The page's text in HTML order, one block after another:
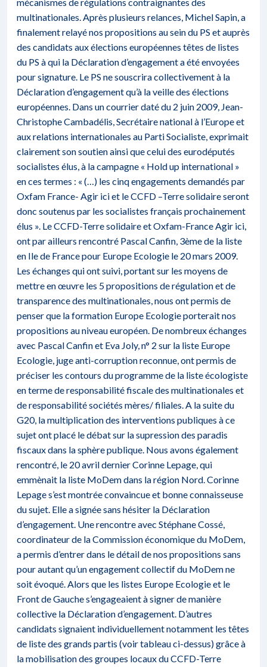
multinationales. Après plusieurs relances, Michel Sapin, a
finalement relayé nos propositions au sein du PS et auprès
des candidats aux élections européennes têtes de listes
du PS à qui la Déclaration d’engagement a été envoyées
pour signature. Le PS ne souscrira collectivement à la
Déclaration d’engagement qu’à la veille des élections
européennes. Dans un courrier daté du 2 juin 2009, Jean-
Christophe Cambadélis, Secrétaire national à l’Europe et
aux relations internationales au Parti Socialiste, exprimait
clairement son soutien ainsi que celui des eurodéputés
socialistes élus, à la campagne « Hold up international »
en ces termes : « (…) les cinq engagements demandés par
Oxfam France- Agir ici et le CCFD –Terre solidaire seront
donc soutenus par les socialistes français prochainement
élus ». Le CCFD-Terre solidaire et Oxfam-France Agir ici,
ont par ailleurs rencontré Pascal Canfin, 3ème de la liste
en Ile de France pour Europe Ecologie le 20 mars 2009.
Les échanges qui ont suivi, portant sur les moyens de
mettre en œuvre les 5 propositions de régulation et de
transparence des multinationales, nous ont permis de
penser que la formation Europe Ecologie porterait nos
propositions au niveau européen. De nombreux échanges
avec Pascal Canfin et Eva Joly, n° 2 sur la liste Europe
Ecologie, juge anti-corruption reconnue, ont permis de
préciser les contours du programme de la liste écologiste
en terme de responsabilité fiscale des multinationales et
de responsabilité sociétés mères/ filiales. A la suite du
G20, la multiplication des interventions publiques à ce
sujet ont placé le débat sur la supression des paradis
fiscaux dans la sphère publique. Nous avons également
rencontré, le 20 avril dernier Corinne Lepage, qui
emmènait la liste MoDem dans la région Nord. Corinne
Lepage s’est montrée convaincue et bonne connaisseuse
du sujet. Elle a signée sans hésiter la Déclaration
d’engagement. Une rencontre avec Stéphane Cossé,
coordinateur de la Commission économique du MoDem,
a permis d’entrer dans le détail de nos propositions sans
pour autant qu’un engagement collectif du MoDem ne
soit évoqué. Alors que les listes Europe Ecologie et le
Front de Gauche s’engageaient à signer de manière
collective la Déclaration d’engagement. D’autres
candidats signaient individuellement notamment les têtes
de liste des grands partis (voir tableau ci-dessus) grâce à
la mobilisation des groupes locaux du CCFD-Terre